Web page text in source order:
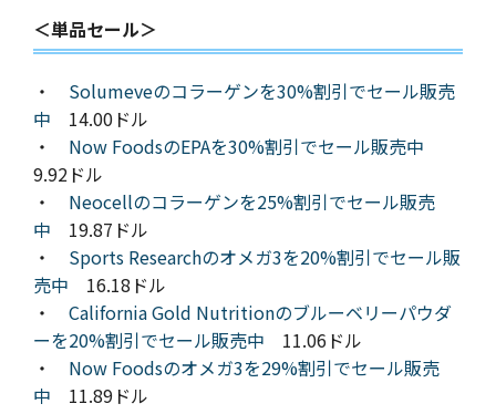
＜単品セール＞
・ Solumeveのコラーゲンを30%割引でセール販売
中 14.00ドル
・ Now FoodsのEPAを30%割引でセール販売中
9.92ドル
・ Neocellのコラーゲンを25%割引でセール販売
中 19.87ドル
・ Sports Researchのオメガ3を20%割引でセール販
売中 16.18ドル
・ California Gold Nutritionのブルーベリーパウダ
ーを20%割引でセール販売中 11.06ドル
・ Now Foodsのオメガ3を29%割引でセール販売
中 11.89ドル